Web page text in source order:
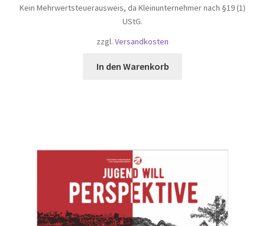
Kein Mehrwertsteuerausweis, da Kleinunternehmer nach §19 (1)
UStG.
zzgl. Versandkosten
In den Warenkorb